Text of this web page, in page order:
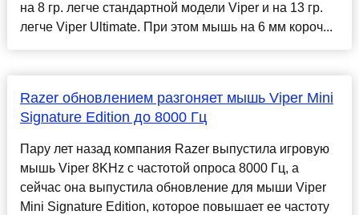
на 8 гр. легче стандартной модели Viper и на 13 гр.
легче Viper Ultimate. При этом мышь на 6 мм короч...
Razer обновлением разгоняет мышь Viper Mini
Signature Edition до 8000 Гц
Пару лет назад компания Razer выпустила игровую
мышь Viper 8KHz с частотой опроса 8000 Гц, а
сейчас она выпустила обновление для мыши Viper
Mini Signature Edition, которое повышает ее частоту